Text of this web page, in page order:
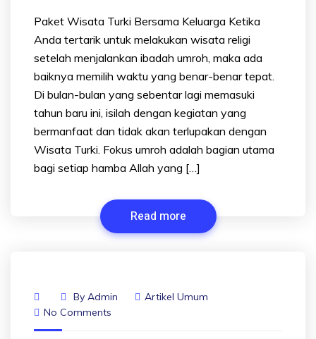
Paket Wisata Turki Bersama Keluarga Ketika
Anda tertarik untuk melakukan wisata religi
setelah menjalankan ibadah umroh, maka ada
baiknya memilih waktu yang benar-benar tepat.
Di bulan-bulan yang sebentar lagi memasuki
tahun baru ini, isilah dengan kegiatan yang
bermanfaat dan tidak akan terlupakan dengan
Wisata Turki. Fokus umroh adalah bagian utama
bagi setiap hamba Allah yang […]
Read more
By Admin
Artikel Umum
No Comments